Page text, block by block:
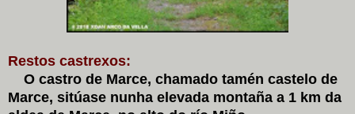
Restos castrexos:
O castro de Marce, chamado tamén castelo de
Marce, sitúase nunha elevada montaña a 1 km da